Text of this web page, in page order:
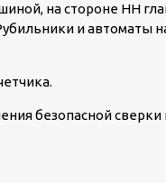
на стороне НН
и автоматы
безопасной сверки